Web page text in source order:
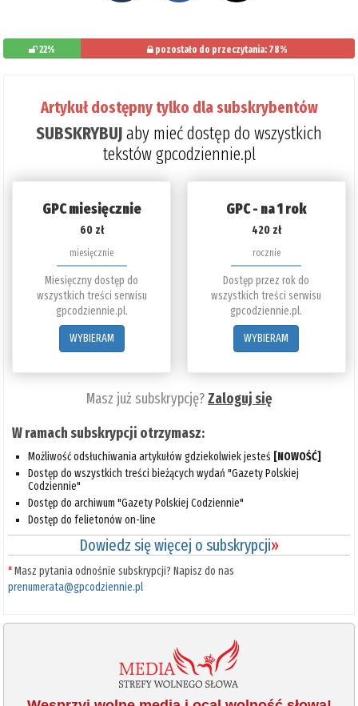
22% pozostało do przeczytania: 78%
Artykuł dostępny tylko dla subskrybentów
SUBSKRYBUJaby mieć dostęp do wszystkich
tekstów gpcodziennie.pl
GPC miesięcznie
60 zł
miesięcznie
Miesięczny dostęp do
wszystkich treści serwisu
gpcodziennie.pl.
WYBIERAM
GPC - na 1 rok
420 zł
rocznie
Dostęp przez rok do
wszystkich treści serwisu
gpcodziennie.pl.
WYBIERAM
Masz już subskrypcję?Zaloguj się
W ramach subskrypcji otrzymasz:
Możliwość odsłuchiwania artykułów gdziekolwiek jesteś [NOWOŚĆ]
Dostęp do wszystkich treści bieżących wydań "Gazety Polskiej
Codziennie"
Dostęp do archiwum "Gazety Polskiej Codziennie"
Dostęp do felietonów on-line
Dowiedz się więcej o subskrypcji»
*Masz pytania odnośnie subskrypcji? Napisz do nas
prenumerata@gpcodziennie.pl